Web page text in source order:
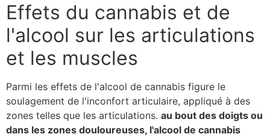
Effets du cannabis et de
l'alcool sur les articulations
et les muscles
Parmi les effets de l'alcool de cannabis figure le
soulagement de l'inconfort articulaire, appliqué à des
zones telles que les articulations. au bout des doigts ou
dans les zones douloureuses, l'alcool de cannabis